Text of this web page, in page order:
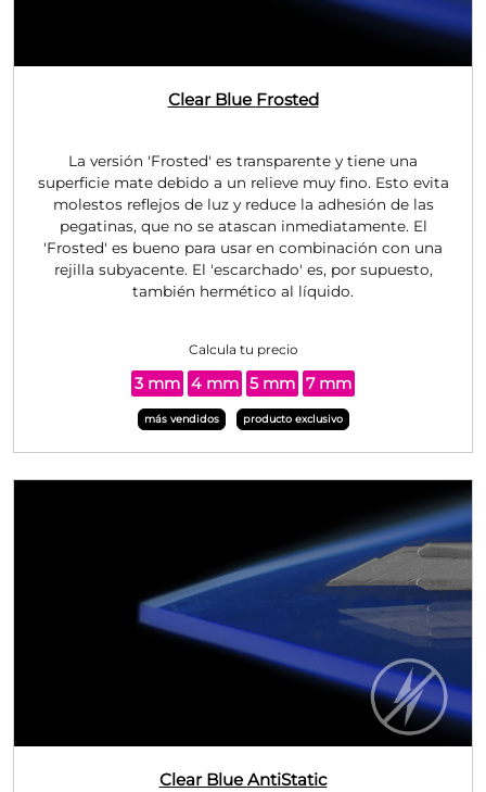
Clear Blue Frosted
La versión 'Frosted' es transparente y tiene una
superficie mate debido a un relieve muy fino. Esto evita
molestos reflejos de luz y reduce la adhesión de las
pegatinas, que no se atascan inmediatamente. El
'Frosted' es bueno para usar en combinación con una
rejilla subyacente. El 'escarchado' es, por supuesto,
también hermético al líquido.
Calcula tu precio
3 mm 4 mm 5 mm 7 mm
más vendidos producto exclusivo
Clear Blue AntiStatic